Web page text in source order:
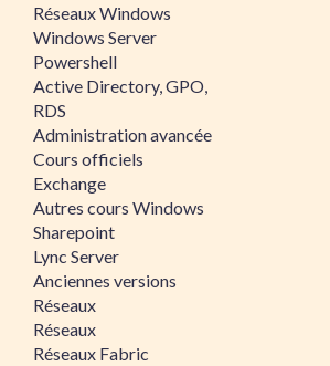
Réseaux Windows
Windows Server
Powershell
Active Directory, GPO,
RDS
Administration avancée
Cours officiels
Exchange
Autres cours Windows
Sharepoint
Lync Server
Anciennes versions
Réseaux
Réseaux
Réseaux Fabric